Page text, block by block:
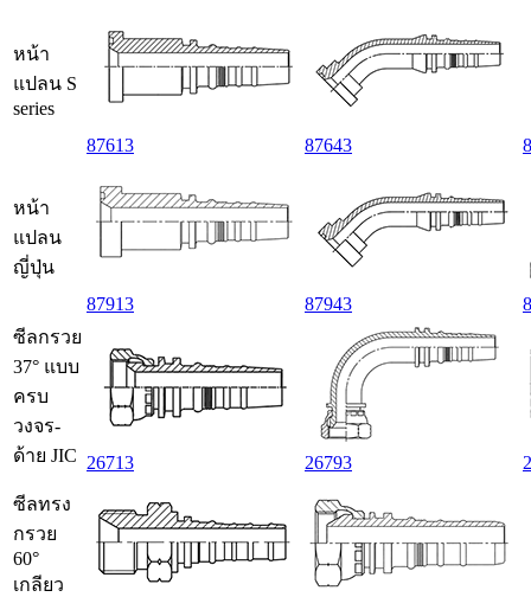
หน้า
แปลน S
series
87613
87643
หน้า
แปลน
ญี่ปุ่น
87913
87943
ซีลกรวย
37° แบบ
ครบ
วงจร-
ด้าย JIC 26713 26793
ซีลทรง
กรวย
60°
เกลียว